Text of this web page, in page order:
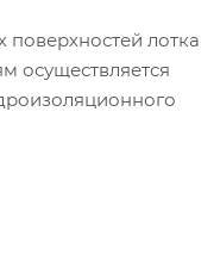
лотка
осуществляется